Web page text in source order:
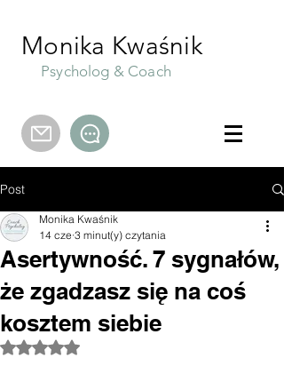
Monika Kwaśnik
Psycholog & Coach
Post
Asertywność. 7 sygnałów,
że zgadzasz się na coś
kosztem siebie
Monika Kwaśnik
14 cze 3 minut(y) czytania
Oceniono na NaN z 5 gwiazdek.